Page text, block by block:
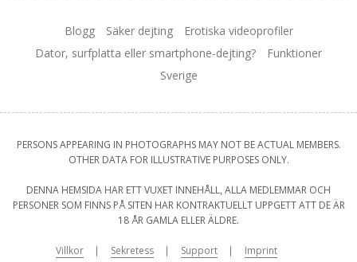
Blogg Säker dejting
Erotiska videoprofiler
Dator, surfplatta eller smartphone-dejting?
Funktioner
Sverige
PERSONS APPEARING IN PHOTOGRAPHS MAY NOT BE ACTUAL MEMBERS.
OTHER DATA FOR ILLUSTRATIVE PURPOSES ONLY.
DENNA HEMSIDA HAR ETT VUXET INNEHÅLL, ALLA MEDLEMMAR OCH
PERSONER SOM FINNS PÅ SITEN HAR KONTRAKTUELLT UPPGETT ATT DE ÄR
18 ÅR GAMLA ELLER ÄLDRE.
Villkor Sekretess Support Imprint